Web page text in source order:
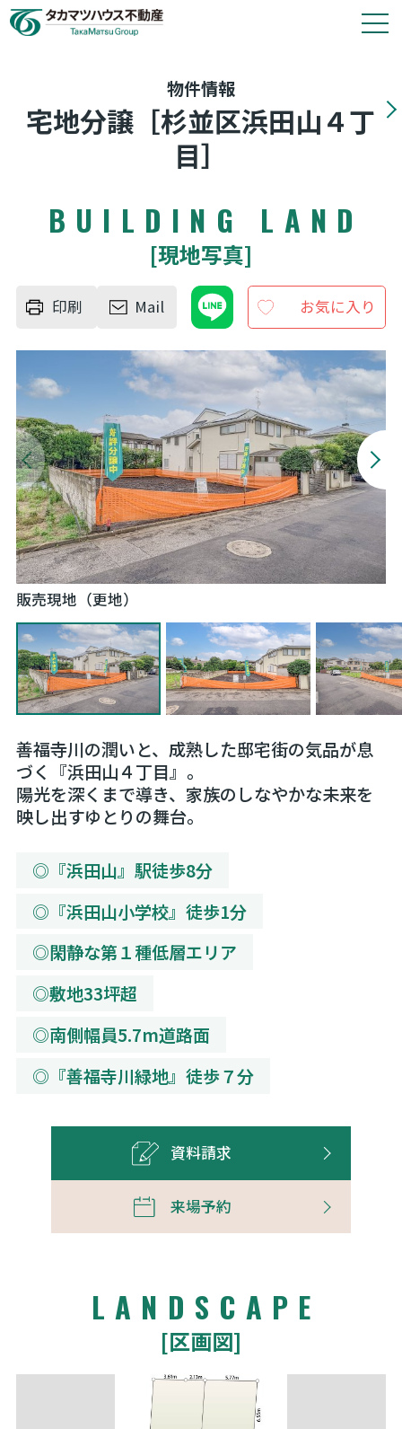
会社情報
タカマツハウス分譲物件のご案内や各種お手続き
は、タカマツハウス不動産株式会社が窓口として
お問い合わせ
物件情報
宅地分譲［杉並区浜田山４丁
目］
BUILDING LAND
[現地写真]
印刷 Mail お気に入り
販売現地（更地）
善福寺川の潤いと、成熟した邸宅街の気品が息
づく『浜田山４丁目』。
陽光を深くまで導き、家族のしなやかな未来を
映し出すゆとりの舞台。
◎『浜田山』駅徒歩8分
◎『浜田山小学校』徒歩1分
◎閑静な第１種低層エリア
◎敷地33坪超
◎南側幅員5.7m道路面
◎『善福寺川緑地』徒歩７分
資料請求
来場予約
LANDSCAPE
[区画図]